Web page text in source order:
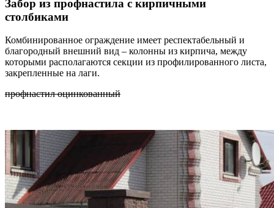
Забор из профнастила с кирпичными
столбиками
Комбинированное ограждение имеет респектабельный и
благородный внешний вид – колонны из кирпича, между
которыми располагаются секции из профилированного листа,
закрепленные на лаги.
профнастил оцинкованный